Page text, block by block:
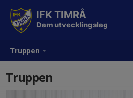
Truppen
IFK TIMRÅ
Dam utvecklingslag
Truppen